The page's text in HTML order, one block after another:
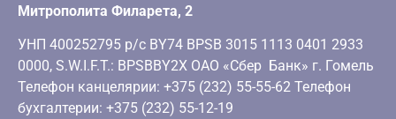
Митрополита Филарета, 2
УНП 400252795 р/с BY74 BPSB 3015 1113 0401 2933
0000, S.W.I.F.T.: BPSBBY2X ОАО «Сбер Банк» г. Гомель
Телефон канцелярии: +375 (232) 55-55-62 Телефон
бухгалтерии: +375 (232) 55-12-19